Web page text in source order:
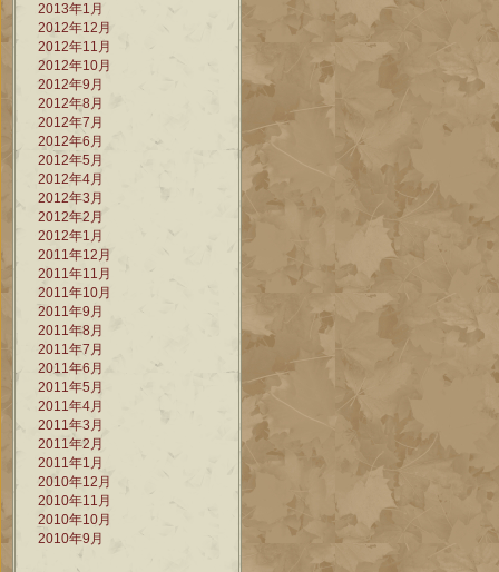
2013年1月
2012年12月
2012年11月
2012年10月
2012年9月
2012年8月
2012年7月
2012年6月
2012年5月
2012年4月
2012年3月
2012年2月
2012年1月
2011年12月
2011年11月
2011年10月
2011年9月
2011年8月
2011年7月
2011年6月
2011年5月
2011年4月
2011年3月
2011年2月
2011年1月
2010年12月
2010年11月
2010年10月
2010年9月